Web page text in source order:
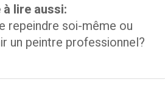
lire aussi:
repeindre soi-même ou
un peintre professionnel?